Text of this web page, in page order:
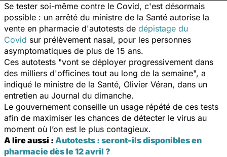
Se tester soi-même contre le Covid, c'est désormais
possible : un arrêté du ministre de la Santé autorise la
vente en pharmacie d'autotests de dépistage du
Covid sur prélèvement nasal, pour les personnes
asymptomatiques de plus de 15 ans.
Ces autotests "vont se déployer progressivement dans
des milliers d'officines tout au long de la semaine", a
indiqué le ministre de la Santé, Olivier Véran, dans un
entretien au Journal du dimanche.
Le gouvernement conseille un usage répété de ces tests
afin de maximiser les chances de détecter le virus au
moment où l’on est le plus contagieux.
A lire aussi : Autotests : seront-ils disponibles en
pharmacie dès le 12 avril ?